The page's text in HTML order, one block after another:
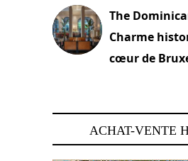
The
Charme
cœur de
ACHAT-VENTE